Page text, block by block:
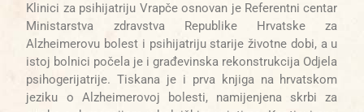
Klinici za psihijatriju Vrapče osnovan je Referentni centar
Ministarstva zdravstva Republike Hrvatske za
Alzheimerovu bolest i psihijatriju starije životne dobi, a u
istoj bolnici počela je i građevinska rekonstrukcija Odjela
psihogerijatrije. Tiskana je i prva knjiga na hrvatskom
jeziku o Alzheimerovoj bolesti, namijenjena skrbi za